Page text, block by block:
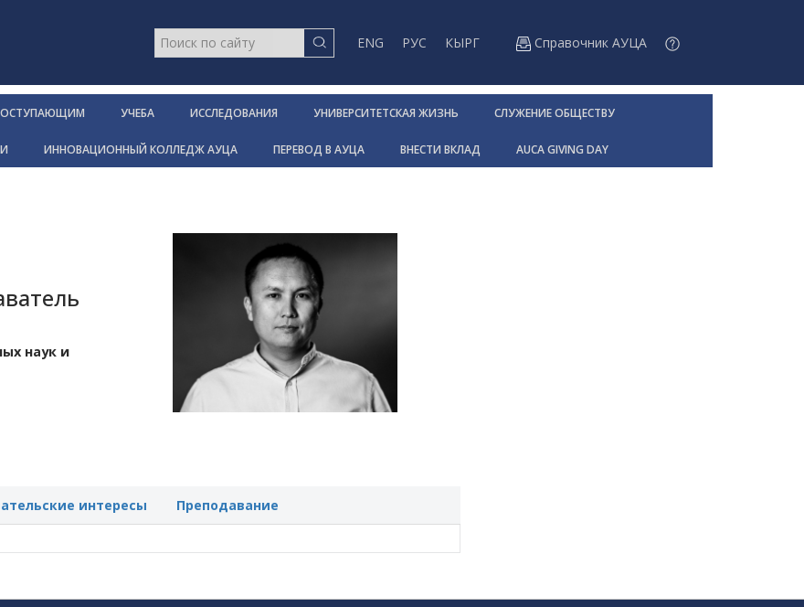
ENG РУС КЫРГ Справочник АУЦА
УЧЕБА ИССЛЕДОВАНИЯ УНИВЕРСИТЕТСКАЯ ЖИЗНЬ СЛУЖЕНИЕ ОБЩЕСТВУ
ИННОВАЦИОННЫЙ КОЛЛЕДЖ АУЦА ПЕРЕВОД В АУЦА ВНЕСТИ ВКЛАД AUCA GIVING DAY
наук и
интересы Преподавание